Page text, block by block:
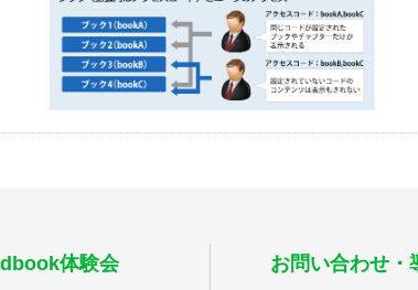
体験会 お問い合わせ・